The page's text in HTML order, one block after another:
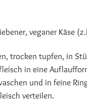
veganer Käse
trocken tupfen, in
in eine
und in feine
verteilen.